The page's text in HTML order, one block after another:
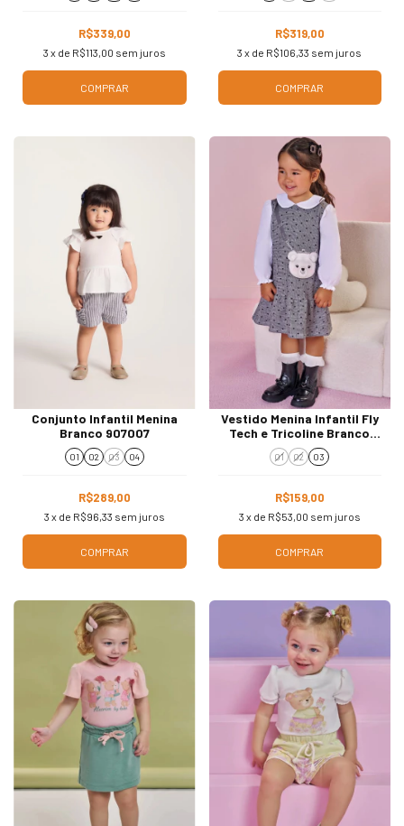
R$339,00
3 x de R$113,00 sem juros
COMPRAR
R$319,00
3 x de R$106,33 sem juros
COMPRAR
Conjunto Infantil Menina
Branco 907007
01 02 03 04
R$289,00
3 x de R$96,33 sem juros
COMPRAR
Vestido Menina Infantil Fly
Tech e Tricoline Branco
Preto 89981
01 02 03
R$159,00
3 x de R$53,00 sem juros
COMPRAR